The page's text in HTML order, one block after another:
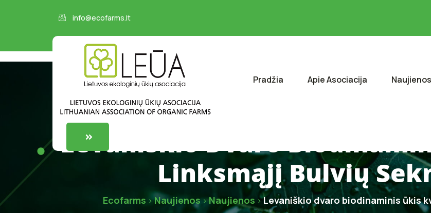
info@ecofarms.lt
Pradžia Apie Asociacija Naujienos
Levaniškio Dvaro
Linksmąjį Bulvių
Ecofarms >Naujienos>Naujienos >Levaniškio dvaro biodinaminis ūkis